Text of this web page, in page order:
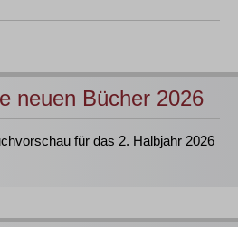
neuen Bücher 2026
für das 2. Halbjahr 2026